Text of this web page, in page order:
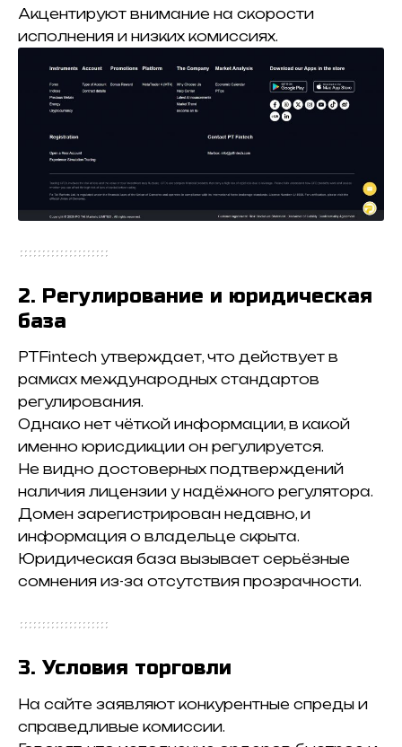
Акцентируют внимание на скорости
исполнения и низких комиссиях.
2. Регулирование и юридическая
база
PTFintech утверждает, что действует в
рамках международных стандартов
регулирования.
Однако нет чёткой информации, в какой
именно юрисдикции он регулируется.
Не видно достоверных подтверждений
наличия лицензии у надёжного регулятора.
Домен зарегистрирован недавно, и
информация о владельце скрыта.
Юридическая база вызывает серьёзные
сомнения из-за отсутствия прозрачности.
3. Условия торговли
На сайте заявляют конкурентные спреды и
справедливые комиссии.